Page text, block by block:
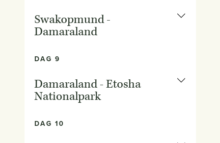
Swakopmund -
Damaraland
DAG 9
Damaraland - Etosha
Nationalpark
DAG 10